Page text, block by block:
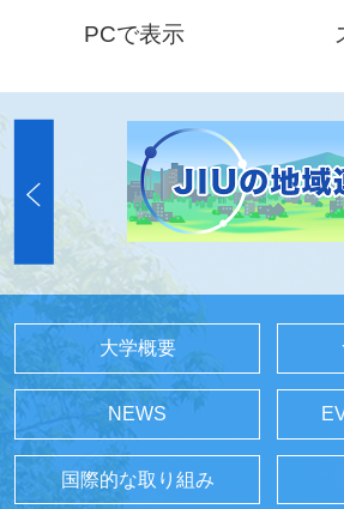
PCで表示
大学概要
NEWS
国際的な取り組み